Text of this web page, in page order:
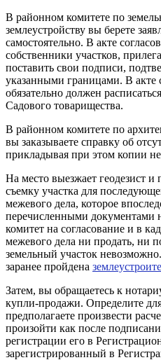
В районном комитете по
землеустройству вы берете
самостоятельно. В акте
собственники участков,
поставить свои подписи,
указанными границами. В акте
обязательно должен
Садового товарищества.
В районном комитете по
вы заказываете справку об
прикладывая при этом копии
На место выезжает геодезист
съемку участка для
межевого дела, которое
перечисленными документами
комитет на согласование и в
межевого дела ни продать, ни
земельный участок
заранее пройдена
Затем, вы обращаетесь к
купли-продажи. Определите
предполагаете произвести
произойти как после
регистрации его в
зарегистрированный в